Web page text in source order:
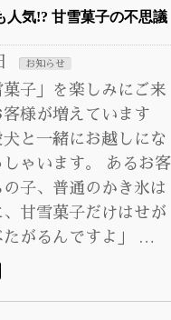
人気!? 甘雪菓子の不思議
お知らせ
子」を楽しみにご来
様が増えています
と一緒にお越しにな
しゃいます。 あるお客
子、普通のかき氷は
甘雪菓子だけはせが
たがるんですよ」 …